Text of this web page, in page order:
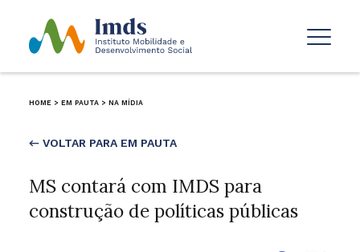
HOME > EM PAUTA > NA MÍDIA
← VOLTAR PARA EM PAUTA
MS contará com IMDS para
construção de políticas públicas